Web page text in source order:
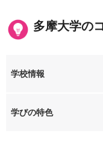
多摩大学の
学校情報
学びの特色